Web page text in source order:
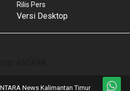
Rilis Pers
Versi Desktop
News Kalimantan Timur